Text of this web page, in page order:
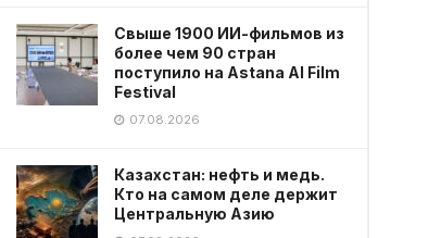
Свыше 1900 ИИ-фильмов из
более чем 90 стран
поступило на Astana AI Film
Festival
07.08.2026
Казахстан: нефть и медь.
Кто на самом деле держит
Центральную Азию